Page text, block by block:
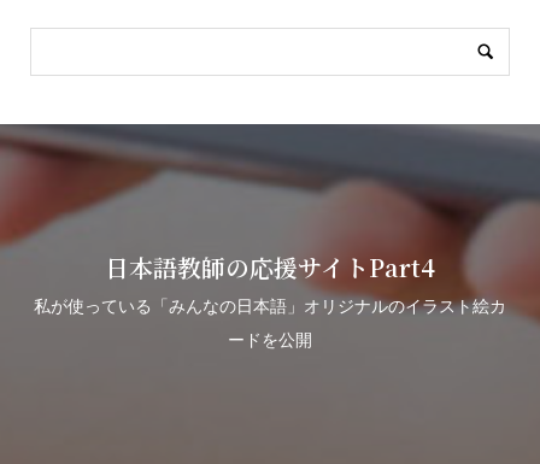
日本語教師の応援サイトPart4
私が使っている「みんなの日本語」オリジナルのイラスト絵カ
ードを公開